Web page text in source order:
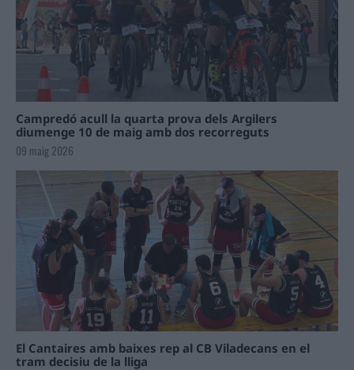
Campredó acull la quarta prova dels Argilers
diumenge 10 de maig amb dos recorreguts
09 maig 2026
El Cantaires amb baixes rep al CB Viladecans en el
tram decisiu de la lliga